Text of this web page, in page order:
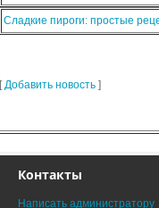
Сладкие пироги: простые
[Добавить новость ]
Контакты
Написать администратору